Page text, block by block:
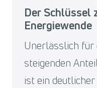
Der Schlüssel
Energiewende
Unerlässlich für
steigenden
ist ein